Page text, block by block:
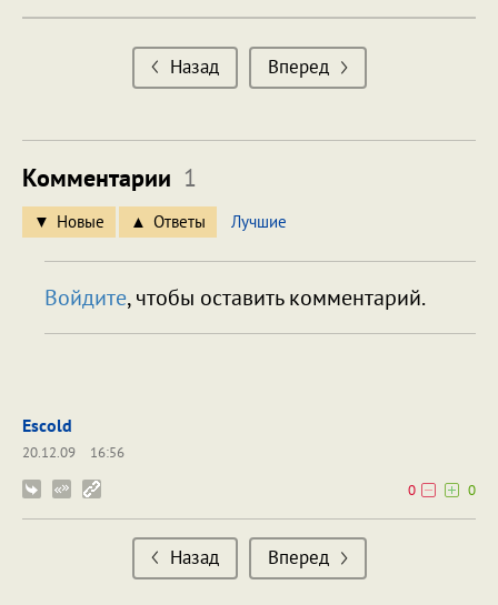
Назад Вперед
Комментарии 1
Новые Ответы Лучшие
Войдите, чтобы оставить комментарий.
Escold
20.12.09
16:56
0
0
Назад Вперед